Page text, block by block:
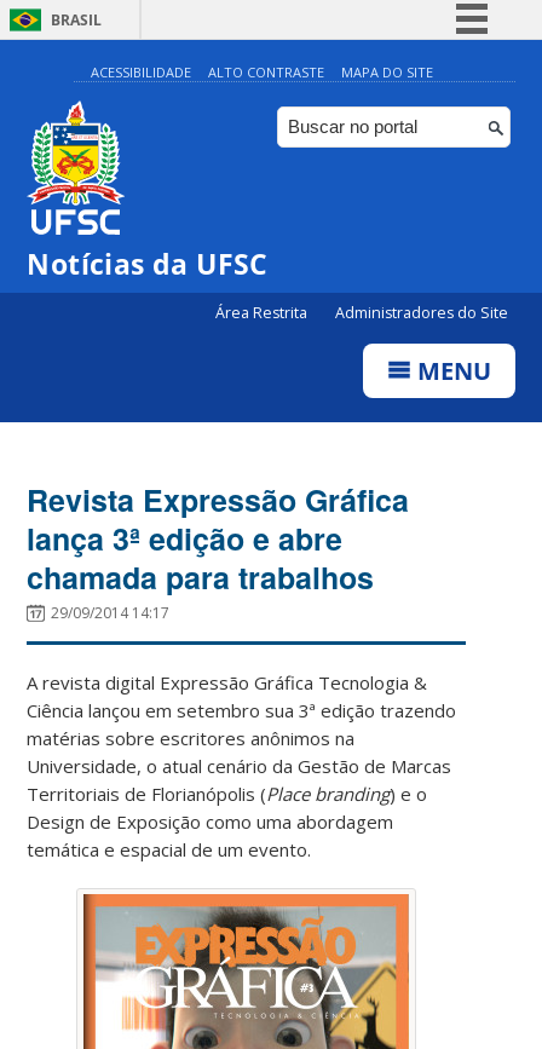
BRASIL
Simplifique!
Comunica BR
Participe
ACESSIBILIDADE ALTO CONTRASTE MAPA DO SITE
Notícias da UFSC
Área Restrita Administradores do Site
MENU
Revista Expressão Gráfica
lança 3ª edição e abre
chamada para trabalhos
29/09/2014 14:17
A revista digital Expressão Gráfica Tecnologia &
Ciência lançou em setembro sua 3ª edição trazendo
matérias sobre escritores anônimos na
Universidade, o atual cenário da Gestão de Marcas
Territoriais de Florianópolis (Place branding) e o
Design de Exposição como uma abordagem
temática e espacial de um evento.